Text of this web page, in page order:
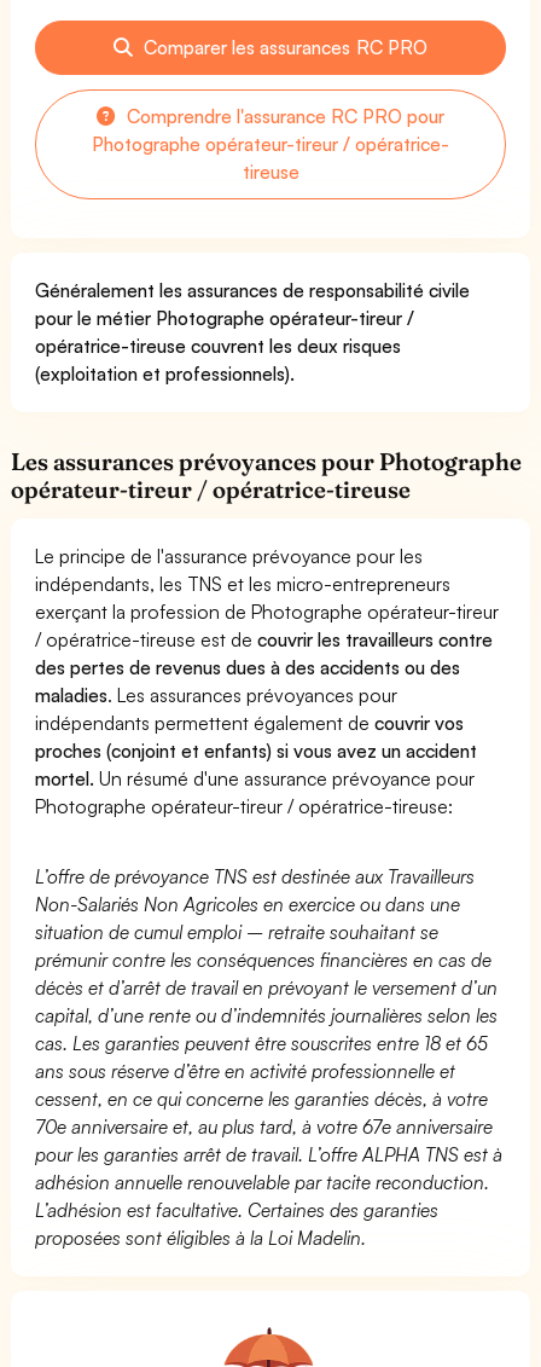
Comparer les assurances RC PRO
Comprendre l'assurance RC PRO pour
Photographe opérateur-tireur / opératrice-
tireuse
Généralement les assurances de responsabilité civile
pour le métier Photographe opérateur-tireur /
opératrice-tireuse couvrent les deux risques
(exploitation et professionnels).
Les assurances prévoyances pour Photographe
opérateur-tireur / opératrice-tireuse
Le principe de l'assurance prévoyance pour les
indépendants, les TNS et les micro-entrepreneurs
exerçant la profession de Photographe opérateur-tireur
/ opératrice-tireuse est decouvrir les travailleurs contre
des pertes de revenus dues à des accidents ou des
maladies. Les assurances prévoyances pour
indépendants permettent également decouvrir vos
proches (conjoint et enfants) si vous avez un accident
mortel. Un résumé d'une assurance prévoyance pour
Photographe opérateur-tireur / opératrice-tireuse:
L’offre de prévoyance TNS est destinée aux Travailleurs
Non-Salariés Non Agricoles en exercice ou dans une
situation de cumul emploi – retraite souhaitant se
prémunir contre les conséquences financières en cas de
décès et d’arrêt de travail en prévoyant le versement d’un
capital, d’une rente ou d’indemnités journalières selon les
cas. Les garanties peuvent être souscrites entre 18 et 65
ans sous réserve d’être en activité professionnelle et
cessent, en ce qui concerne les garanties décès, à votre
70e anniversaire et, au plus tard, à votre 67e anniversaire
pour les garanties arrêt de travail. L’offre ALPHA TNS est à
adhésion annuelle renouvelable par tacite reconduction.
L’adhésion est facultative. Certaines des garanties
proposées sont éligibles à la Loi Madelin.